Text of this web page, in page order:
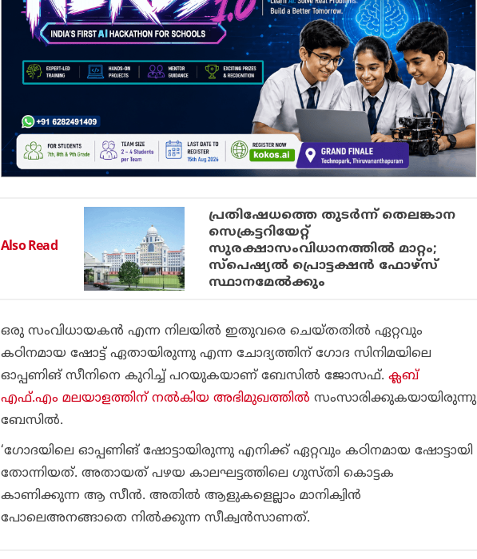
Also Read
പ്രതിഷേധത്തെ തുടര്‍ന്ന് തെലങ്കാന
സെക്രട്ടറിയേറ്റ്
സുരക്ഷാസംവിധാനത്തില്‍ മാറ്റം;
സ്‌പെഷ്യല്‍ പ്രൊട്ടക്ഷന്‍ ഫോഴ്‌സ്
സ്ഥാനമേല്‍ക്കും
ഒരു സംവിധായകന്‍ എന്ന നിലയില്‍ ഇതുവരെ ചെയ്തതില്‍ ഏറ്റവും
കഠിനമായ ഷോട്ട് ഏതായിരുന്നു എന്ന ചോദ്യത്തിന് ഗോദ സിനിമയിലെ
ഓപ്പണിങ് സീനിനെ കുറിച്ച് പറയുകയാണ് ബേസില്‍ ജോസഫ്. ക്ലബ്
എഫ്.എം മലയാളത്തിന് നല്‍കിയ അഭിമുഖത്തില്‍ സംസാരിക്കുകയായിരുന്നു
ബേസില്‍.
‘ഗോദയിലെ ഓപ്പണിങ് ഷോട്ടായിരുന്നു എനിക്ക് ഏറ്റവും കഠിനമായ ഷോട്ടായി
തോന്നിയത്. അതായത് പഴയ കാലഘട്ടത്തിലെ ഗുസ്തി കൊട്ടക
കാണിക്കുന്ന ആ സീന്‍. അതില്‍ ആളുകളെല്ലാം മാനിക്വിന്‍
പോലെഅനങ്ങാതെ നില്‍ക്കുന്ന സീക്വന്‍സാണത്.